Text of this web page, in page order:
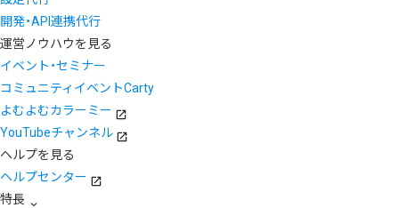
開発・API連携代行
運営ノウハウを見る
イベント・セミナー
コミュニティイベントCarty
よむよむカラーミー
YouTubeチャンネル
ヘルプを見る
ヘルプセンター
特長